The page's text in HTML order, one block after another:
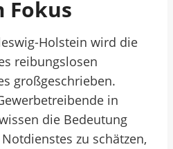
Fokus
Holstein wird die
reibungslosen
großgeschrieben.
in
die Bedeutung
zu schätzen,